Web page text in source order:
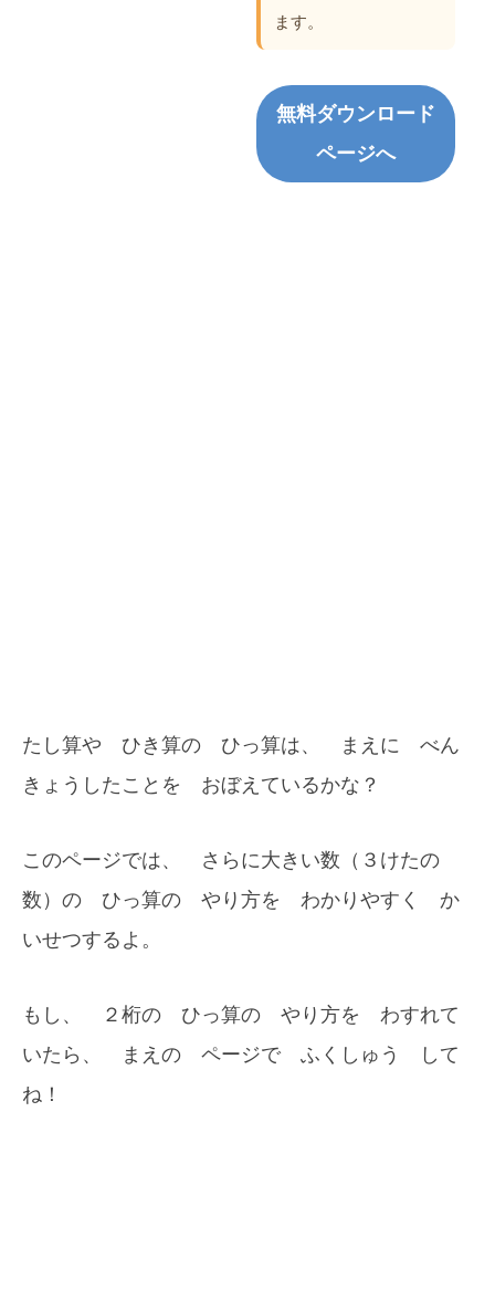
ます。
無料ダウンロード
ページへ
たし算や ひき算の ひっ算は、 まえに べん
きょうしたことを おぼえているかな？
このページでは、 さらに大きい数（３けたの
数）の ひっ算の やり方を わかりやすく か
いせつするよ。
もし、 ２桁の ひっ算の やり方を わすれて
いたら、 まえの ページで ふくしゅう して
ね！